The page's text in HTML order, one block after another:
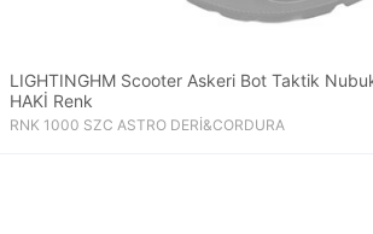
LIGHTINGHM Scooter Askeri Bot Taktik
HAKİ Renk
RNK 1000 SZC ASTRO DERİ&CORDURA